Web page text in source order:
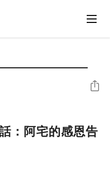
：阿宅的感恩告
シェア